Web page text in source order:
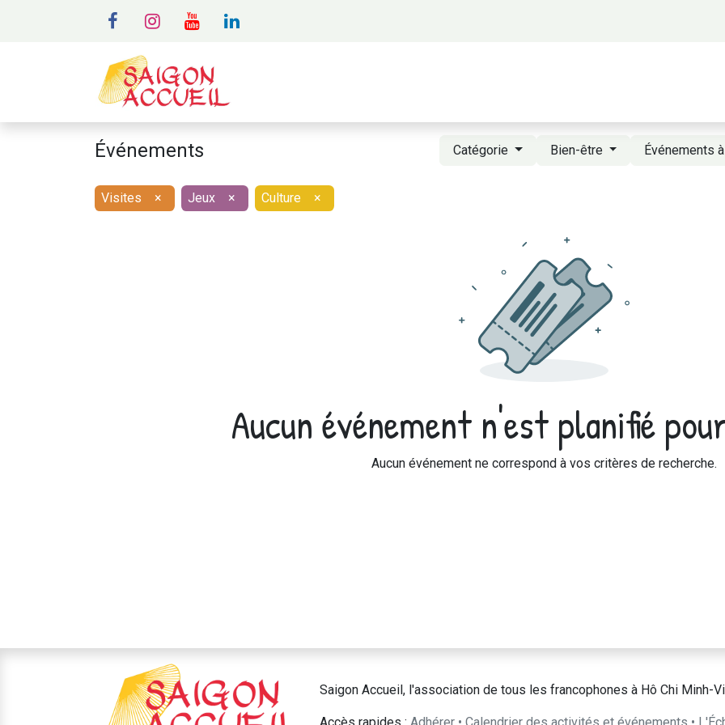
Événements Catégorie Bien-être Événements
Visites × Jeux × Culture ×
Aucun événement n'est planifié
Aucun événement ne correspond à vos critères de recherche.
Saigon Accueil, l'association de tous les francophones à Hô Chi Minh-